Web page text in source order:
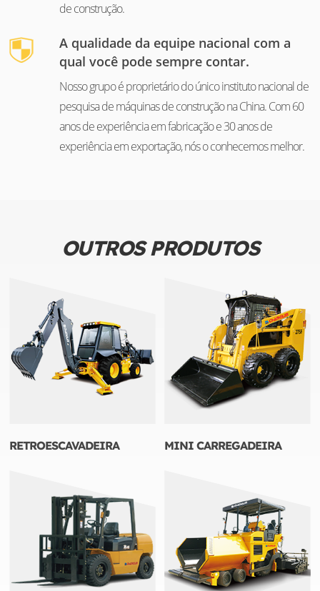
de construção.
A qualidade da equipe nacional com a
qual você pode sempre contar.
Nosso grupo é proprietário do único instituto nacional de
pesquisa de máquinas de construção na China. Com 60
anos de experiência em fabricação e 30 anos de
experiência em exportação, nós o conhecemos melhor.
OUTROS PRODUTOS
RETROESCAVADEIRA MINI CARREGADEIRA